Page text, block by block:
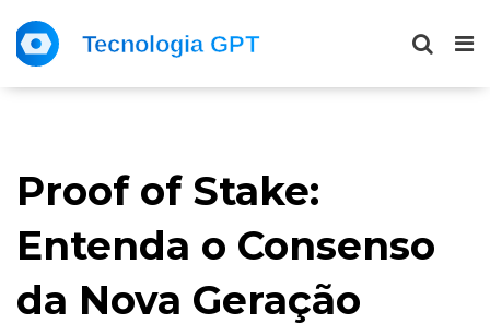
Proof of Stake:
Entenda o Consenso
da Nova Geração